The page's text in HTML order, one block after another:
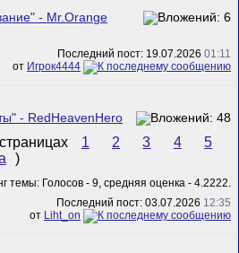
- Mr.Orange
Последний пост: 19.07.2026 01:11
от Игрок4444
- RedHeavenHero
1 2 3 4
5
)
Последний пост: 03.07.2026 12:35
от Liht_on